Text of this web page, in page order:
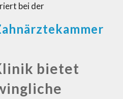
bei der
bietet